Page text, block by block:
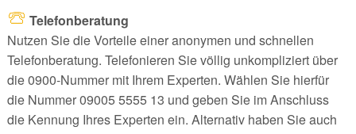
Telefonberatung
Nutzen Sie die Vorteile einer anonymen und schnellen
Telefonberatung. Telefonieren Sie völlig unkompliziert über
die 0900-Nummer mit Ihrem Experten. Wählen Sie hierfür
die Nummer 09005 5555 13 und geben Sie im Anschluss
die Kennung Ihres Experten ein. Alternativ haben Sie auch